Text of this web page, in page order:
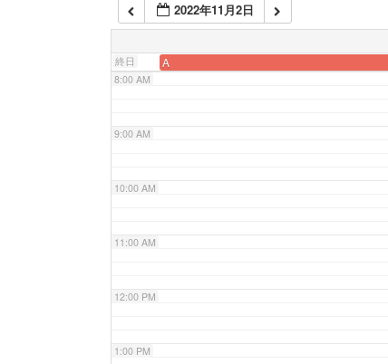
2022年11月2日
終日 A
7:00 AM
8:00 AM
9:00 AM
10:00 AM
11:00 AM
12:00 PM
1:00 PM